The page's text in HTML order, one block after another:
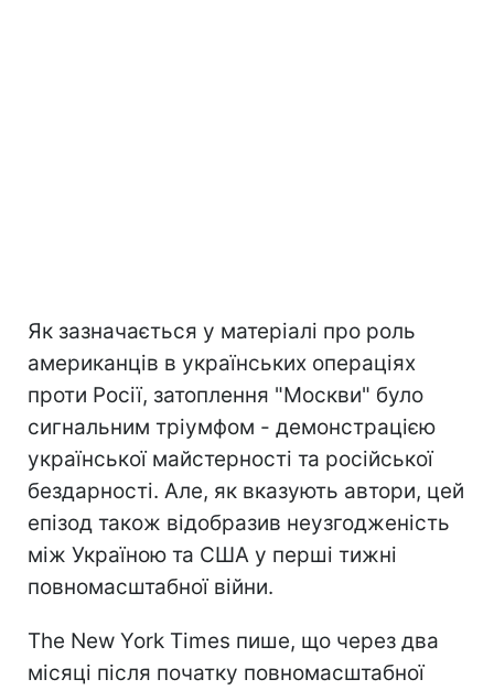
Як зазначається у матеріалі про роль
американців в українських операціях
проти Росії, затоплення "Москви" було
сигнальним тріумфом - демонстрацією
української майстерності та російської
бездарності. Але, як вказують автори, цей
епізод також відобразив неузгодженість
між Україною та США у перші тижні
повномасштабної війни.
The New York Times пише, що через два
місяці після початку повномасштабної